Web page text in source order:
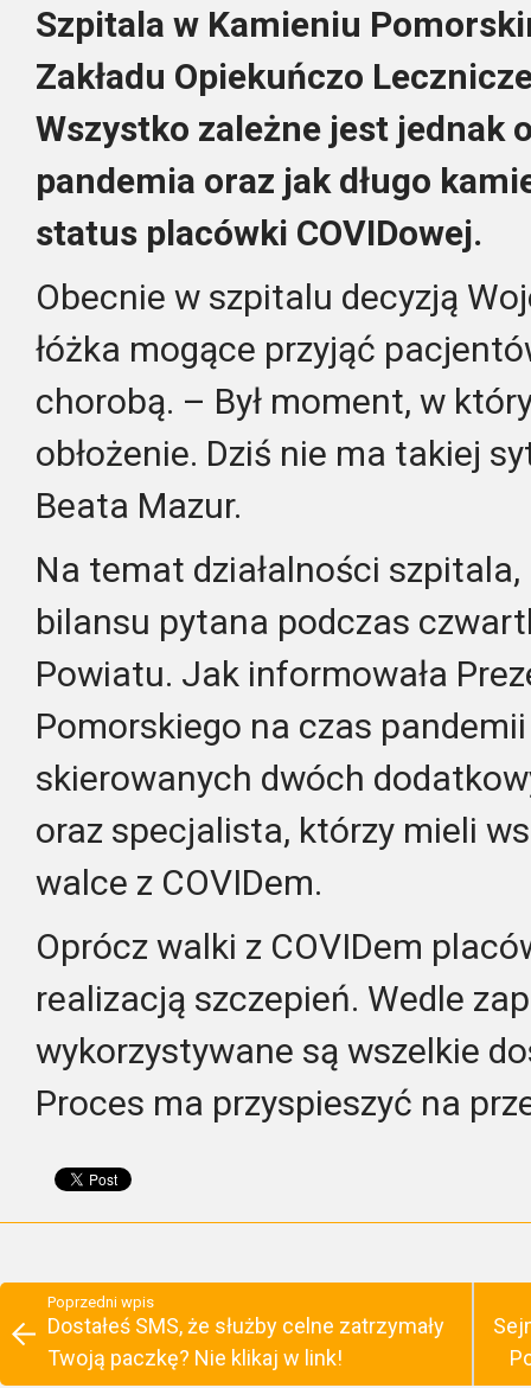
Szpitala w Kamieniu
Zakładu Opiekuńczo
Wszystko zależne jest jednak
pandemia oraz jak długo
status placówki COVIDowej.
Obecnie w szpitalu decyzją
łóżka mogące przyjąć
chorobą. – Był moment, w
obłożenie. Dziś nie ma takiej
Beata Mazur.
Na temat działalności
bilansu pytana podczas
Powiatu. Jak informowała
Pomorskiego na czas
skierowanych dwóch
oraz specjalista, którzy mieli
walce z COVIDem.
Oprócz walki z COVIDem
realizacją szczepień. Wedle
wykorzystywane są wszelkie
Proces ma przyspieszyć na
Poprzedni wpis
Dostałeś SMS, że służby celne zatrzymały
Twoją paczkę? Nie klikaj w link!